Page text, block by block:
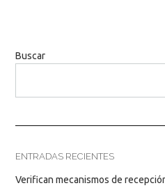
Buscar
ENTRADAS RECIENTES
Verifican mecanismos de